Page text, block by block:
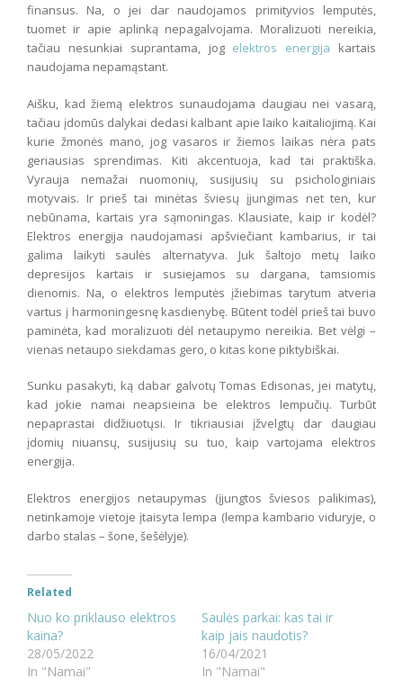
finansus. Na, o jei dar naudojamos primityvios lemputės,
tuomet ir apie aplinką nepagalvojama. Moralizuoti nereikia,
tačiau nesunkiai suprantama, jog elektros energija kartais
naudojama nepamąstant.
Aišku, kad žiemą elektros sunaudojama daugiau nei vasarą,
tačiau įdomūs dalykai dedasi kalbant apie laiko kaitaliojimą. Kai
kurie žmonės mano, jog vasaros ir žiemos laikas nėra pats
geriausias sprendimas. Kiti akcentuoja, kad tai praktiška.
Vyrauja nemažai nuomonių, susijusių su psichologiniais
motyvais. Ir prieš tai minėtas šviesų įjungimas net ten, kur
nebūnama, kartais yra sąmoningas. Klausiate, kaip ir kodėl?
Elektros energija naudojamasi apšviečiant kambarius, ir tai
galima laikyti saulės alternatyva. Juk šaltojo metų laiko
depresijos kartais ir susiejamos su dargana, tamsiomis
dienomis. Na, o elektros lemputės įžiebimas tarytum atveria
vartus į harmoningesnę kasdienybę. Būtent todėl prieš tai buvo
paminėta, kad moralizuoti dėl netaupymo nereikia. Bet vėlgi –
vienas netaupo siekdamas gero, o kitas kone piktybiškai.
Sunku pasakyti, ką dabar galvotų Tomas Edisonas, jei matytų,
kad jokie namai neapsieina be elektros lempučių. Turbūt
nepaprastai didžiuotųsi. Ir tikriausiai įžvelgtų dar daugiau
įdomių niuansų, susijusių su tuo, kaip vartojama elektros
energija.
Elektros energijos netaupymas (įjungtos šviesos palikimas),
netinkamoje vietoje įtaisyta lempa (lempa kambario viduryje, o
darbo stalas – šone, šešėlyje).
Related
Nuo ko priklauso elektros
kaina?
28/05/2022
In "Namai"
Saulės parkai: kas tai ir
kaip jais naudotis?
16/04/2021
In "Namai"